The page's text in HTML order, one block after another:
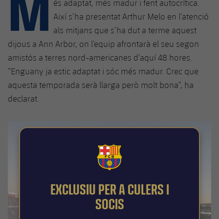
plusicon
més
Instal·lacions
Spotify Camp Nou
Ciutat Esportiva
Serveis
SUB13
SUB12
SUB11 A
SUB11 B
SUB9 B
SUB13 B
SUB12 C
SUB11 C
Entrades
Gameday Shows
Resultats
Classificacions
Palmarès
Base
Barça Atlètic
Junior
Cadet A
Cadet B
Infantil A
Campus Estiu
PLUSICON
MÉS
Primer Equip
plusicon
més
Actualitat
Entrades
Barça Atlètic
plusicon
més
Classificació
Cadet A
Actualitat
Barça Atlètic
plusicon
és adaptat, més madur i fent autocrítica.
Així s’ha presentat Arthur Melo en l’atenció
als mitjans que s’ha dut a terme aquest
dijous a Ann Arbor, on l’equip afrontarà el seu segon
amistós a terres nord-americanes d’aquí 48 hores.
“Enguany ja estic adaptat i sóc més madur. Crec que
aquesta temporada serà llarga però molt bona”, ha
declarat.
FCB Barcelona badge
EXCLUSIU PER A CULERS I
SOCIS